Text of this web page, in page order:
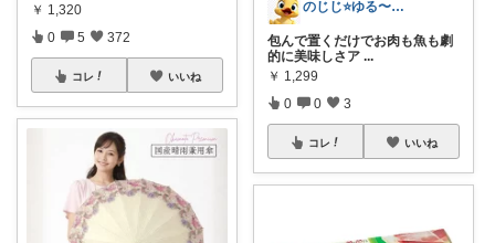
￥ 1,320
0 5 372
コレ いいね
のじじ⭐️ゆる〜くのんびり便利✨🌈生活
包んで置くだけでお肉も魚も劇
的に美味しさア ...
￥ 1,299
0 0 3
コレ いいね